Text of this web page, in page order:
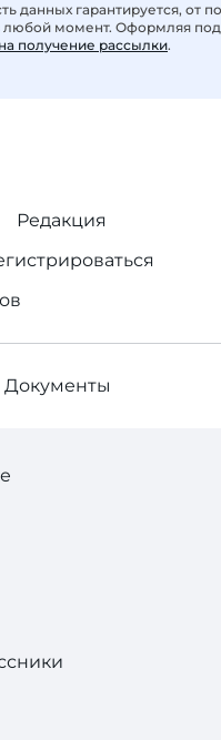
данных гарантируется, от
любой момент. Оформляя
получение рассылки.
Редакция
Документы